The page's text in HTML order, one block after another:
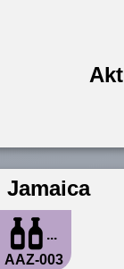
Jamaica
...
AAZ-003